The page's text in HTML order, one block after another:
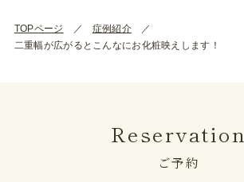
TOPページ
症例紹介
二重幅が広がるとこんなにお化粧映えします！
Reservation
ご予約